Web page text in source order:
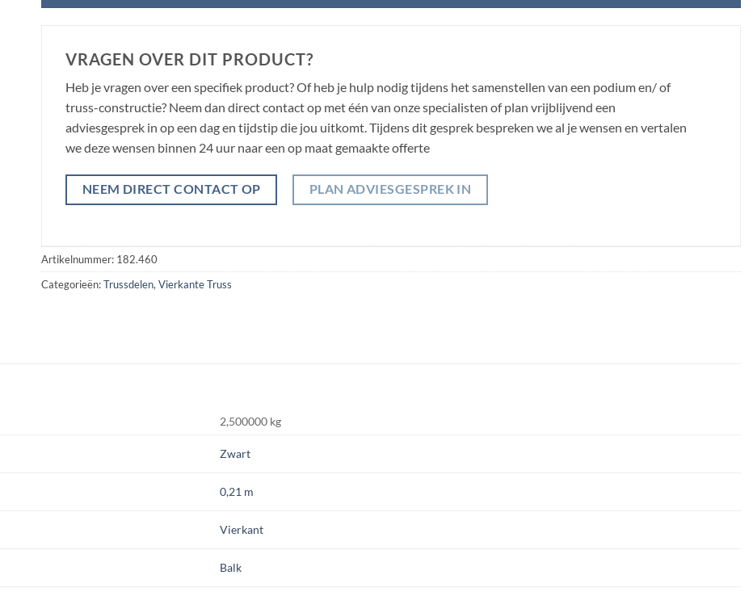
VRAGEN OVER DIT PRODUCT?
Heb je vragen over een specifiek product? Of heb je hulp nodig tijdens het samenstellen van een podium en/ of
truss-constructie? Neem dan direct contact op met één van onze specialisten of plan vrijblijvend een
adviesgesprek in op een dag en tijdstip die jou uitkomt. Tijdens dit gesprek bespreken we al je wensen en vertalen
we deze wensen binnen 24 uur naar een op maat gemaakte offerte
NEEM DIRECT CONTACT OP PLAN ADVIESGESPREK IN
Artikelnummer: 182.460
Categorieën:Trussdelen, Vierkante Truss
2,500000 kg
Zwart
0,21 m
Vierkant
Balk